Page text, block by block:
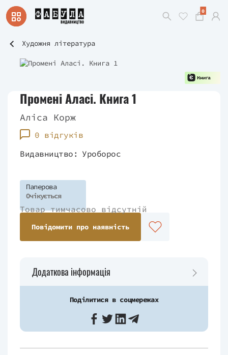
0
Художня література
Промені Аласі. Книга 1
Аліса Корж
0 відгуків
Видавництво: Уроборос
Паперова
Очікується
Товар тимчасово відсутній
Повідомити про наявність
Додаткова інформація
Поділитися в соцмережах